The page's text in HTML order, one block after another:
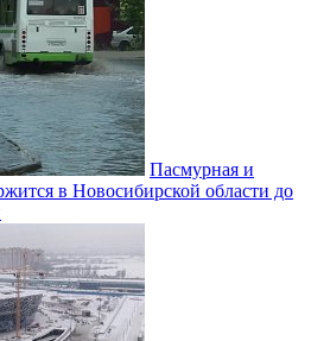
Пасмурная и
в Новосибирской области до